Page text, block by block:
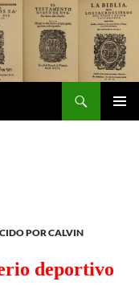
POR CALVIN
deportivo